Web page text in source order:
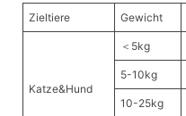
Zieltiere Gewicht
Katze&Hund
＜5kg
5-10kg
10-25kg